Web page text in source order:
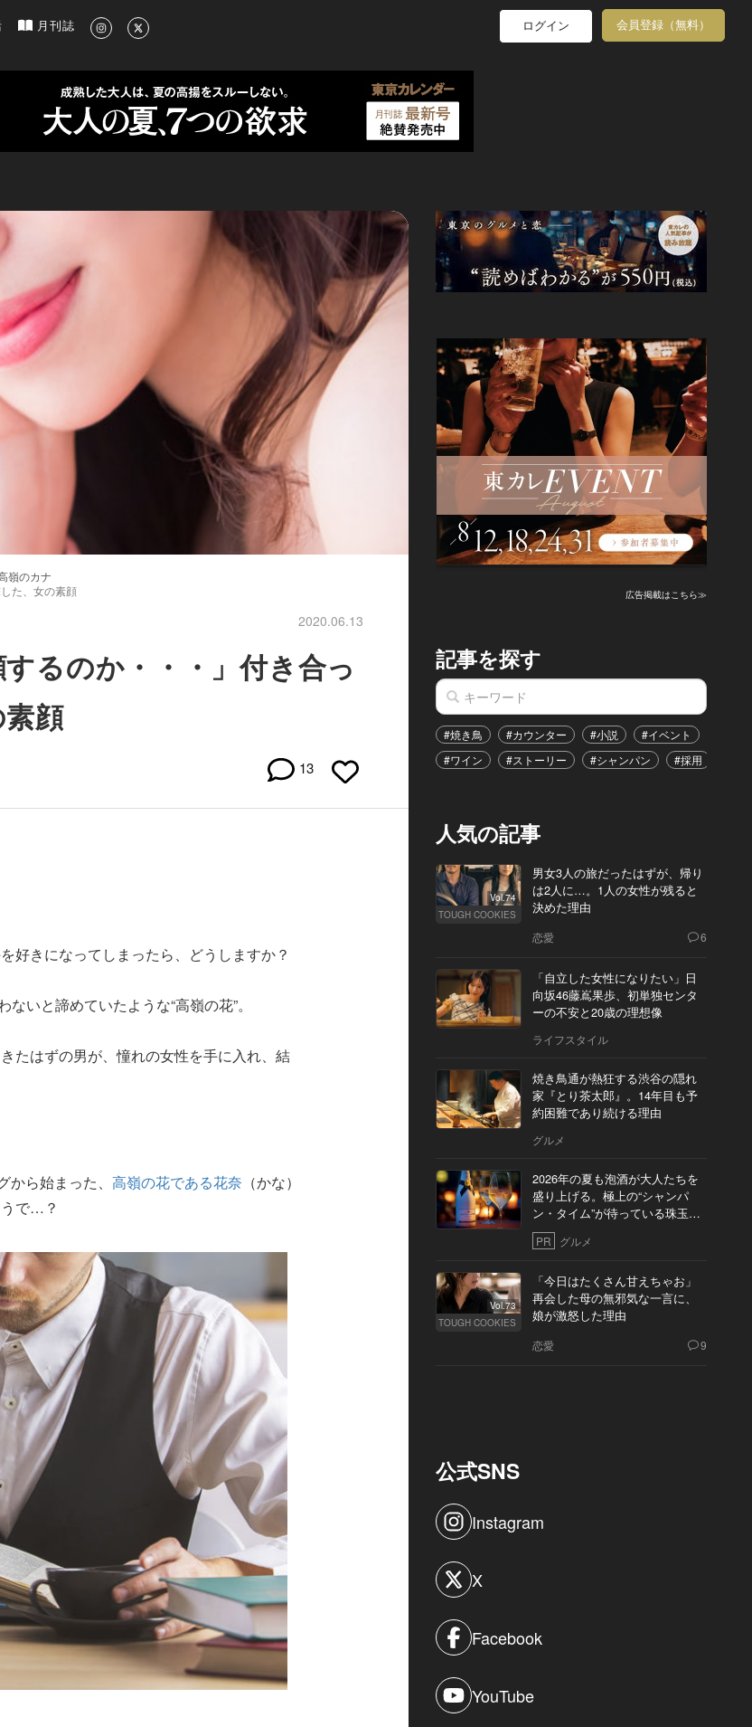
練されたライフスタイル情報
月刊誌 ログイン 会員登録（無料）
嶺のカナ
た、女の素顔
2020.06.13
るのか・・・」付き合っ
顔
13
好きになってしまったら、どうしますか？
いと諦めていたような“高嶺の花”。
たはずの男が、憧れの女性を手に入れ、結
から始まった、高嶺の花である花奈 （かな）
で…？
広告掲載はこちら≫
記事を探す
#焼き鳥 #カウンター #小説 #イベント
#ワイン
#ストーリー #シャンパン #採用
人気の記事
Vol.74
TOUGH COOKIES
男女3人の旅だったはずが、帰り
は2人に…。1人の女性が残ると
決めた理由
恋愛 6
「自立した女性になりたい」日
向坂46藤嶌果歩、初単独センタ
ーの不安と20歳の理想像
ライフスタイル
焼き鳥通が熱狂する渋谷の隠れ
家『とり茶太郎』。14年目も予
約困難であり続ける理由
グルメ
2026年の夏も泡酒が大人たちを
盛り上げる。極上の“シャンパ
ン・タイム”が待っている珠玉の
10軒
PR グルメ
Vol.73
TOUGH COOKIES
「今日はたくさん甘えちゃお」
再会した母の無邪気な一言に、
娘が激怒した理由
恋愛 9
公式SNS
Instagram
X
Facebook
YouTube